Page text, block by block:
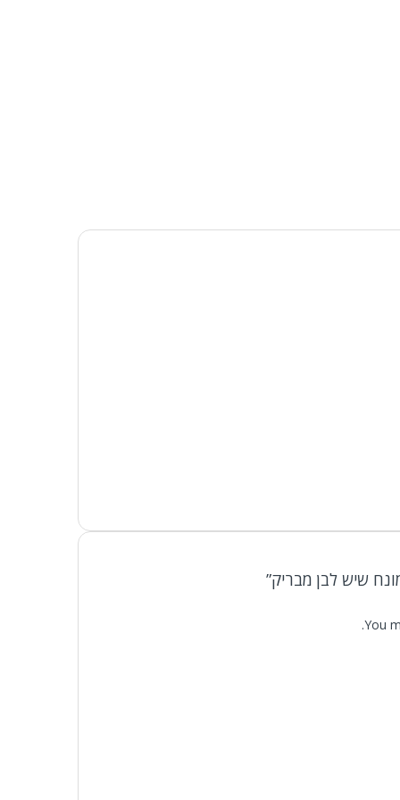
שיש לבן מבריק”
You